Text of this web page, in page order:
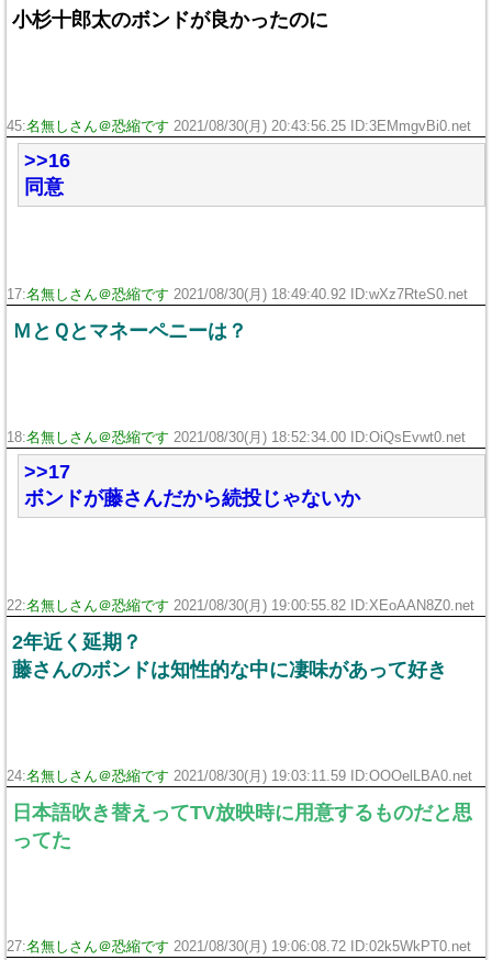
小杉十郎太のボンドが良かったのに
45:名無しさん＠恐縮です 2021/08/30(月) 20:43:56.25 ID:3EMmgvBi0.net
>>16
同意
17:名無しさん＠恐縮です 2021/08/30(月) 18:49:40.92 ID:wXz7RteS0.net
ＭとＱとマネーペニーは？
18:名無しさん＠恐縮です 2021/08/30(月) 18:52:34.00 ID:OiQsEvwt0.net
>>17
ボンドが藤さんだから続投じゃないか
22:名無しさん＠恐縮です 2021/08/30(月) 19:00:55.82 ID:XEoAAN8Z0.net
2年近く延期？
藤さんのボンドは知性的な中に凄味があって好き
24:名無しさん＠恐縮です 2021/08/30(月) 19:03:11.59 ID:OOOelLBA0.net
日本語吹き替えってTV放映時に用意するものだと思
ってた
27:名無しさん＠恐縮です 2021/08/30(月) 19:06:08.72 ID:02k5WkPT0.net